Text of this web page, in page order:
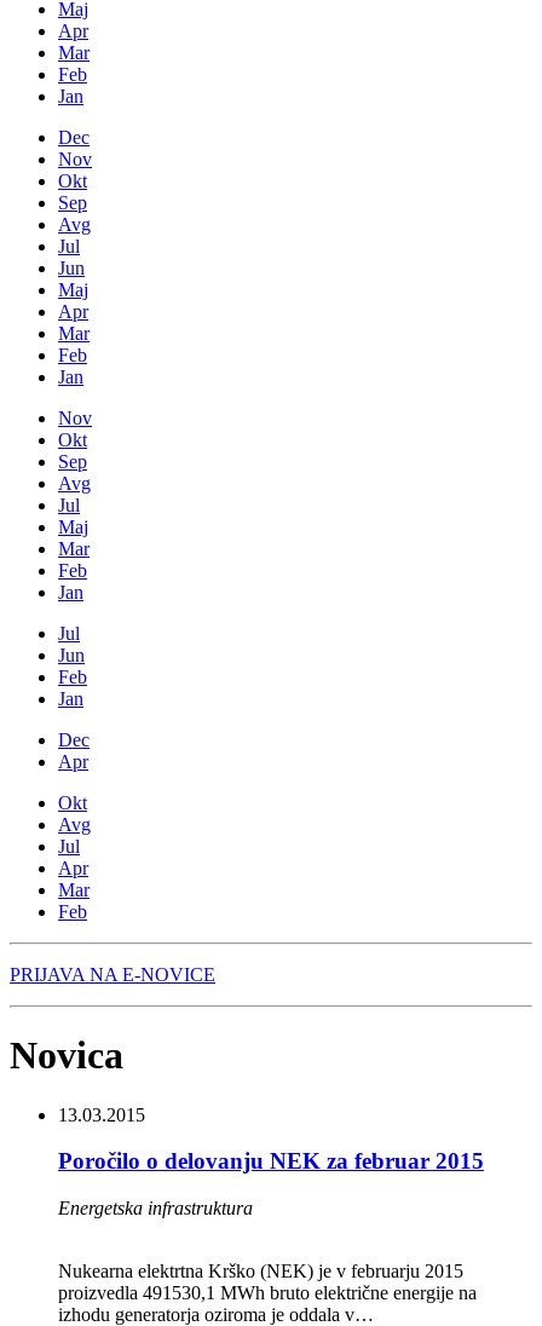
Maj
Apr
Mar
Feb
Jan
Dec
Nov
Okt
Sep
Avg
Jul
Jun
Maj
Apr
Mar
Feb
Jan
Nov
Okt
Sep
Avg
Jul
Maj
Mar
Feb
Jan
Jul
Jun
Feb
Jan
Dec
Apr
Okt
Avg
Jul
Apr
Mar
Feb
PRIJAVA NA E-NOVICE
Novica
13.03.2015
Poročilo o delovanju NEK za februar 2015
Energetska infrastruktura
Nukearna elektrtna Krško (NEK) je v februarju 2015
proizvedla 491530,1 MWh bruto električne energije na
izhodu generatorja oziroma je oddala v…